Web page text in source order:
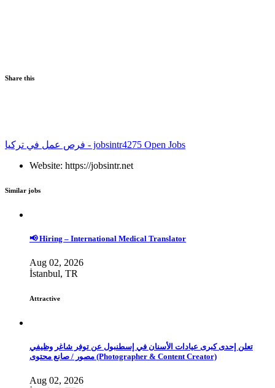
Share this
فرص عمل في تركيا - jobsintr4275 Open Jobs
Website: https://jobsintr.net
Similar jobs
📢 Hiring – International Medical Translator
Aug 02, 2026
İstanbul, TR
Attractive
تعلن إحدى كبرى عيادات الأسنان في إسطنبول عن توفر شاغر وظيفي
مصور / صانع محتوى (Photographer & Content Creator)
Aug 02, 2026